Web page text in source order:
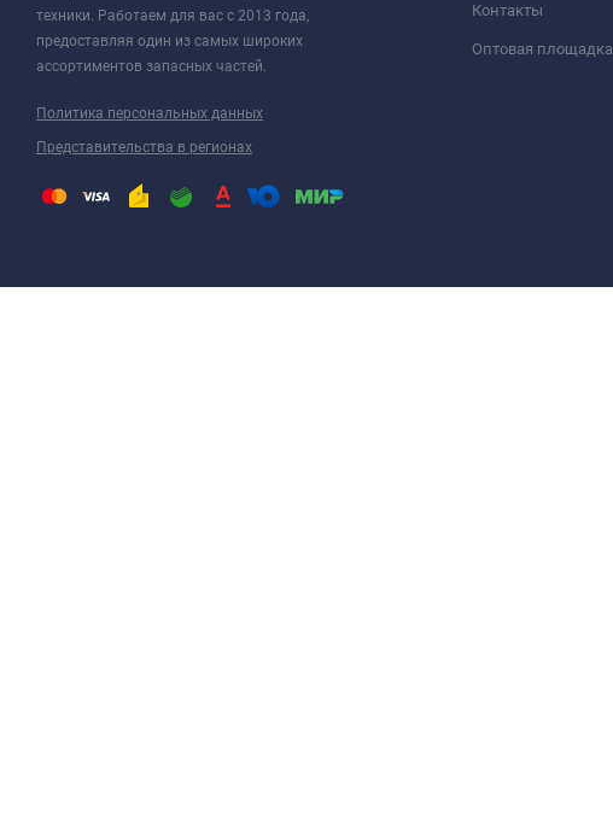
техники. Работаем для вас с 2013 года,
предоставляя один из самых широких
ассортиментов запасных частей.
Политика персональных данных
Представительства в регионах
Контакты
Оптовая площадка